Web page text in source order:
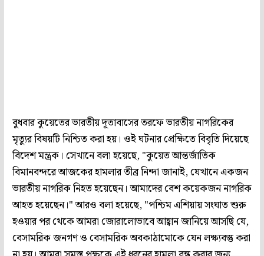
বুধবার কুয়েতের ভারতীয় দূতাবাসের তরফে ভারতীয় নাগরিকের
মৃত্যুর বিষয়টি নিশ্চিত করা হয়। ওই ঘটনার প্রেক্ষিতে বিবৃতি দিয়েছে
বিদেশ মন্ত্রক। সেখানে বলা হয়েছে, "কুয়েত আন্তর্জাতিক
বিমানবন্দরে আজকের হামলার তীব্র নিন্দা জানাই, যেখানে একজন
ভারতীয় নাগরিক নিহত হয়েছেন। আমাদের বেশ কয়েকজন নাগরিক
আহত হয়েছেন।" আরও বলা হয়েছে, "পশ্চিম এশিয়ায় সংঘাত শুরু
হওয়ার পর থেকে আমরা জোরালোভাবে আহ্বান জানিয়ে আসছি যে,
বেসামরিক জনগণ ও বেসামরিক অবকাঠামোকে যেন লক্ষ্যবস্তু করা